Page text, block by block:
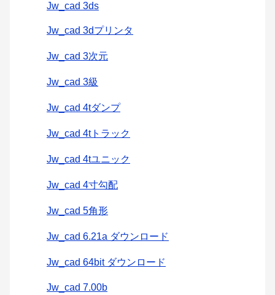
Jw_cad 3ds
Jw_cad 3dプリンタ
Jw_cad 3次元
Jw_cad 3級
Jw_cad 4tダンプ
Jw_cad 4tトラック
Jw_cad 4tユニック
Jw_cad 4寸勾配
Jw_cad 5角形
Jw_cad 6.21a ダウンロード
Jw_cad 64bit ダウンロード
Jw_cad 7.00b